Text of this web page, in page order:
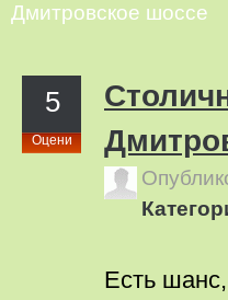
Дмитровское шоссе
5
Оцени
Есть